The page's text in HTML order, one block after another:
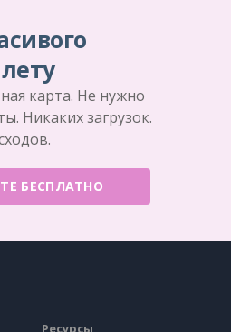
карта. Не нужно
Никаких загрузок.
БЕСПЛАТНО
Ресурсы